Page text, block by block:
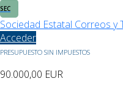
SEC
Sociedad Estatal Correos y
Acceder
PRESUPUESTO SIN IMPUESTOS
90.000,00 EUR